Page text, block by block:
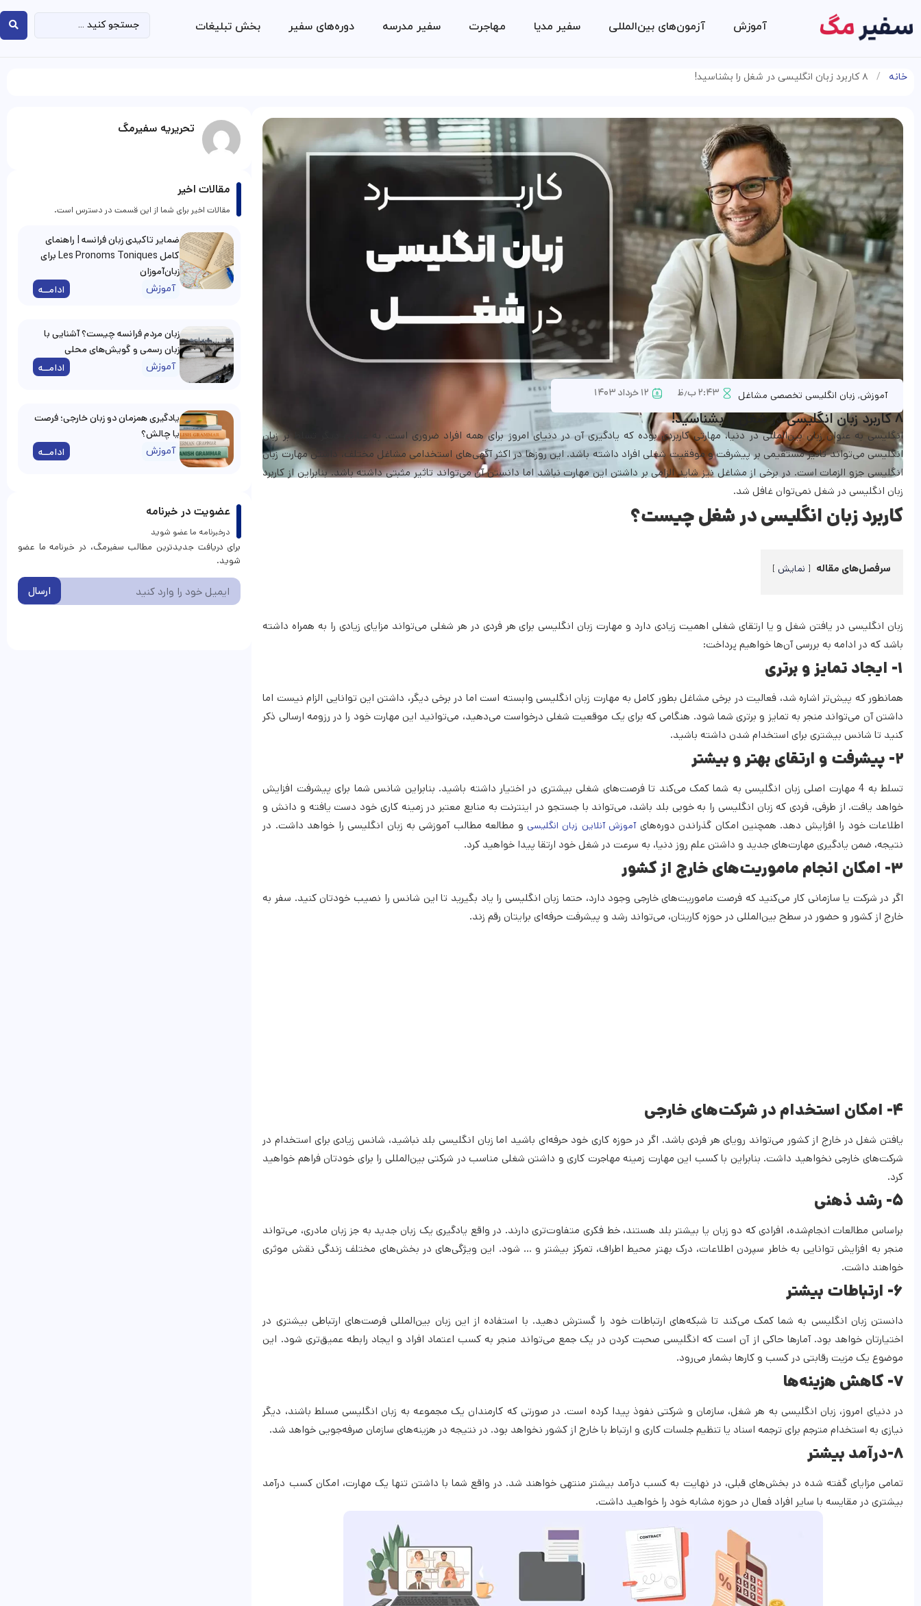
آموزش آزمون‌های بین‌المللی سفیر مدیا مهاجرت سفیر مدرسه دوره‌های سفیر بخش تبلیغات
خانه / ۸ کاربرد زبان انگلیسی در شغل را بشناسید!
آموزش, زبان انگلیسی تخصصی مشاغل ۲:۴۳ ب٫ظ ۱۲ خرداد ۱۴۰۳
۸ کاربرد زبان انگلیسی در شغل را بشناسید!
انگلیسی به عنوان زبان بین‌المللی در دنیا، مهارتی کاربردی بوده که یادگیری آن در دنیای امروز برای همه افراد ضروری است. به عبارتی دیگر تسلط بر زبان
انگلیسی می‌تواند تاثیر مستقیمی بر پیشرفت و موفقیت شغلی افراد داشته باشد. این روزها در اکثر آگهی‌های استخدامی مشاغل مختلف، داشتن مهارت زبان
انگلیسی جزو الزمات است. در برخی از مشاغل نیز شاید الزامی بر داشتن این مهارت نباشد اما دانستن آن می‌تواند تاثیر مثبتی داشته باشد. بنابراین از کاربرد
زبان انگلیسی در شغل نمی‌توان غافل شد.
کاربرد زبان انگلیسی در شغل چیست؟
سرفصل‌های مقاله نمایش
زبان انگلیسی در یافتن شغل و یا ارتقای شغلی اهمیت زیادی دارد و مهارت زبان انگلیسی برای هر فردی در هر شغلی می‌تواند مزایای زیادی را به همراه داشته
باشد که در ادامه به بررسی آن‌ها خواهیم پرداخت:
۱- ایجاد تمایز و برتری
همانطور که پیش‌تر اشاره شد، فعالیت در برخی مشاغل بطور کامل به مهارت زبان انگلیسی وابسته است اما در برخی دیگر، داشتن این توانایی الزام نیست اما
داشتن آن می‌تواند منجر به تمایز و برتری شما شود. هنگامی که برای یک موقعیت شغلی درخواست می‌دهید، می‌توانید این مهارت خود را در رزومه ارسالی ذکر
کنید تا شانس بیشتری برای استخدام شدن داشته باشید.
۲- پیشرفت و ارتقای بهتر و بیشتر
تسلط به 4 مهارت اصلی زبان انگلیسی به شما کمک می‌کند تا فرصت‌های شغلی بیشتری در اختیار داشته باشید. بنابراین شانس شما برای پیشرفت افزایش
خواهد یافت. از طرفی، فردی که زبان انگلیسی را به خوبی بلد باشد، می‌تواند با جستجو در اینترنت به منابع معتبر در زمینه کاری خود دست یافته و دانش و
اطلاعات خود را افزایش دهد. همچنین امکان گذراندن دوره‌هایآموزش آنلاین زبان انگلیسی و مطالعه مطالب آموزشی به زبان انگلیسی را خواهد داشت. در
نتیجه، ضمن یادگیری مهارت‌های جدید و داشتن علم روز دنیا، به سرعت در شغل خود ارتقا پیدا خواهید کرد.
۳- امکان انجام ماموریت‌های خارج از کشور
اگر در شرکت یا سازمانی کار می‌کنید که فرصت ماموریت‌های خارجی وجود دارد، حتما زبان انگلیسی را یاد بگیرید تا این شانس را نصیب خودتان کنید. سفر به
خارج از کشور و حضور در سطح بین‌المللی در حوزه کاریتان، می‌تواند رشد و پیشرفت حرفه‌ای برایتان رقم زند.
۴- امکان استخدام در شرکت‌های خارجی
یافتن شغل در خارج از کشور می‌تواند رویای هر فردی باشد. اگر در حوزه کاری خود حرفه‌ای باشید اما زبان انگلیسی بلد نباشید، شانس زیادی برای استخدام در
شرکت‌های خارجی نخواهید داشت. بنابراین با کسب این مهارت زمینه مهاجرت کاری و داشتن شغلی مناسب در شرکتی بین‌المللی را برای خودتان فراهم خواهید
کرد.
۵- رشد ذهنی
براساس مطالعات انجام‌شده، افرادی که دو زبان یا بیشتر بلد هستند، خط فکری متفاوت‌تری دارند. در واقع یادگیری یک زبان جدید به جز زبان مادری، می‌تواند
منجر به افزایش توانایی به خاطر سپردن اطلاعات، درک بهتر محیط اطراف، تمرکز بیشتر و … شود. این ویژگی‌های در بخش‌های مختلف زندگی نقش موثری
خواهند داشت.
۶- ارتباطات بیشتر
دانستن زبان انگلیسی به شما کمک می‌کند تا شبکه‌های ارتباطات خود را گسترش دهید. با استفاده از این زبان بین‌المللی فرصت‌های ارتباطی بیشتری در
اختیارتان خواهد بود. آمارها حاکی از آن است که انگلیسی صحبت کردن در یک جمع می‌تواند منجر به کسب اعتماد افراد و ایجاد رابطه عمیق‌تری شود. این
موضوع یک مزیت رقابتی در کسب و کارها بشمار می‌رود.
۷- کاهش هزینه‌ها
در دنیای امروز، زبان انگلیسی به هر شغل، سازمان و شرکتی نفوذ پیدا کرده است. در صورتی که کارمندان یک مجموعه به زبان انگلیسی مسلط باشند، دیگر
نیازی به استخدام مترجم برای ترجمه اسناد یا تنظیم جلسات کاری و ارتباط با خارج از کشور نخواهد بود. در نتیجه در هزینه‌های سازمان صرفه‌جویی خواهد شد.
۸-درآمد بیشتر
تمامی مزایای گفته شده در بخش‌های قبلی، در نهایت به کسب درآمد بیشتر منتهی خواهند شد. در واقع شما با داشتن تنها یک مهارت، امکان کسب درآمد
بیشتری در مقایسه با سایر افراد فعال در حوزه مشابه خود را خواهید داشت.
تحریریه سفیرمگ
مقالات اخیر
مقالات اخیر برای شما از این قسمت در دسترس است.
ضمایر تاکیدی زبان فرانسه | راهنمای
کامل Les Pronoms Toniques برای
زبان‌آموزان
آموزش ادامــه
زبان مردم فرانسه چیست؟ آشنایی با
زبان رسمی و گویش‌های محلی
آموزش ادامــه
یادگیری همزمان دو زبان خارجی؛ فرصت
یا چالش؟
آموزش ادامــه
عضویت در خبرنامه
درخبرنامه ما عضو شوید
برای دریافت جدیدترین مطالب سفیرمگ، در خبرنامه ما عضو
شوید.
ارسال